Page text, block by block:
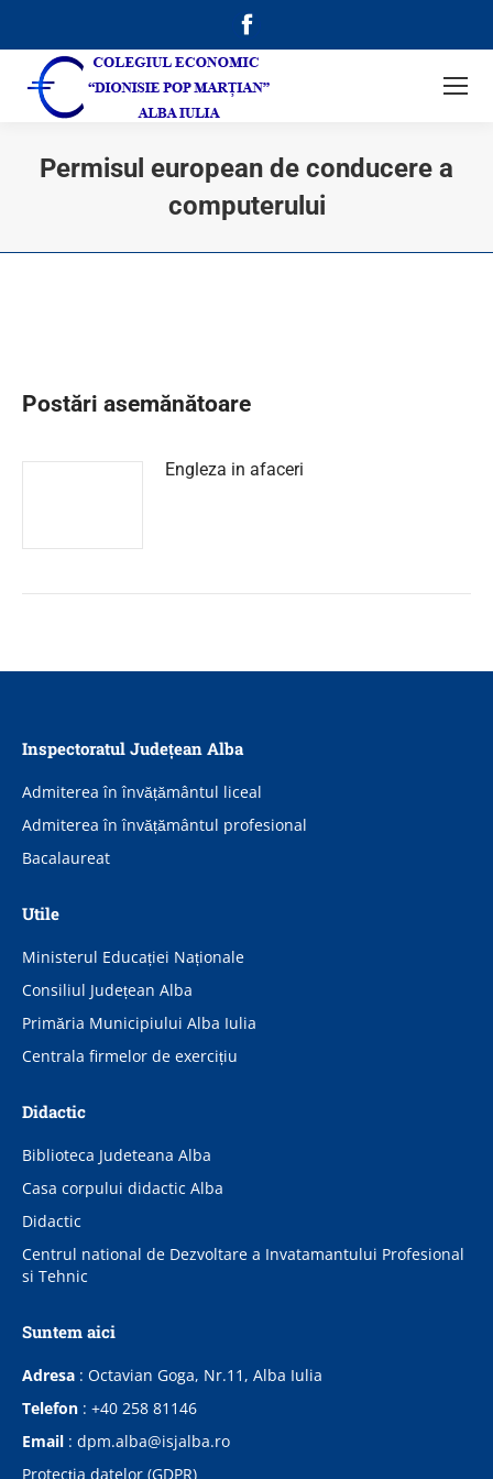
page
opens
window
Permisul european de conducere a
computerului
Postări asemănătoare
Engleza in afaceri
Inspectoratul Județean Alba
Admiterea în învățământul liceal
Admiterea în învățământul profesional
Bacalaureat
Utile
Ministerul Educației Naționale
Consiliul Județean Alba
Primăria Municipiului Alba Iulia
Centrala firmelor de exercițiu
Didactic
Biblioteca Judeteana Alba
Casa corpului didactic Alba
Didactic
Centrul national de Dezvoltare a Invatamantului Profesional
si Tehnic
Suntem aici
Adresa : Octavian Goga, Nr.11, Alba Iulia
Telefon : +40 258 81146
Email : dpm.alba@isjalba.ro
Protecţia datelor (GDPR)